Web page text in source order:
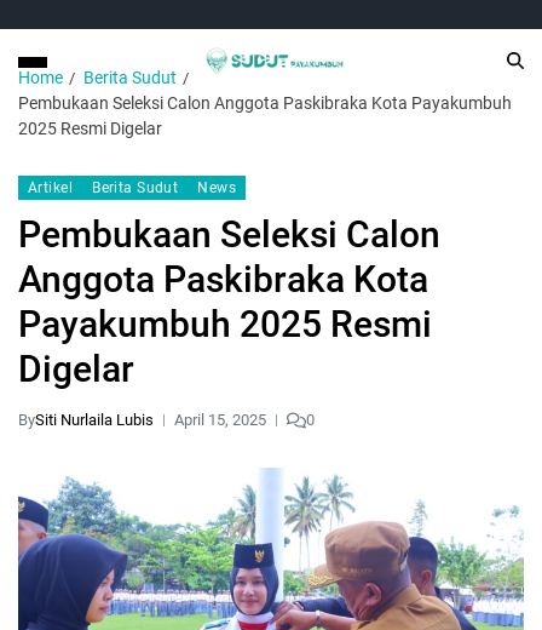
Home
Berita Sudut
Pembukaan Seleksi Calon Anggota Paskibraka Kota Payakumbuh
2025 Resmi Digelar
Artikel Berita Sudut News
Pembukaan Seleksi Calon
Anggota Paskibraka Kota
Payakumbuh 2025 Resmi
Digelar
BySiti Nurlaila Lubis April 15, 2025 0